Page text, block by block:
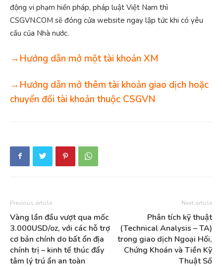
động vi phạm hiến pháp, pháp luật Việt Nam thì
CSGVN.COM sẽ đóng cửa website ngay lập tức khi có yêu
cầu của Nhà nước.
→Hướng dẫn mở một tài khoản XM
→Hướng dẫn mở thêm tài khoản giao dịch hoặc
chuyển đổi tài khoản thuộc CSGVN
Previous article
Vàng lần đầu vượt qua mốc
3.000USD/oz, với các hỗ trợ
cơ bản chính do bất ổn địa
chính trị – kinh tế thúc đẩy
tâm lý trú ẩn an toàn
Next article
Phân tích kỹ thuật
(Technical Analysis – TA)
trong giao dịch Ngoại Hối,
Chứng Khoán và Tiền Kỹ
Thuật Số